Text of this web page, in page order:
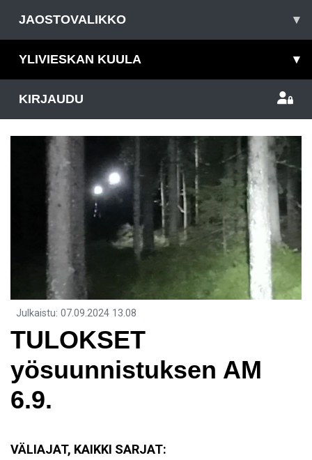
JAOSTOVALIKKO ▾
YLIVIESKAN KUULA ▾
KIRJAUDU
Julkaistu: 07.09.2024 13.08
TULOKSET
yösuunnistuksen AM
6.9.
VÄLIAJAT, KAIKKI SARJAT: